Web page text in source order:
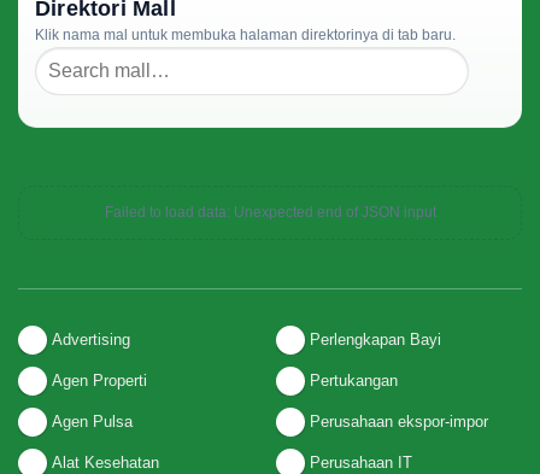
Direktori Mall
Klik nama mal untuk membuka halaman direktorinya di tab baru.
Failed to load data: Unexpected end of JSON input
Advertising
Agen Properti
Agen Pulsa
Alat Kesehatan
Perlengkapan Bayi
Pertukangan
Perusahaan ekspor-impor
Perusahaan IT